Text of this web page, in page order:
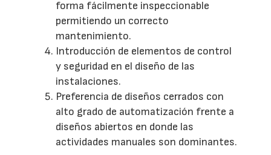
forma fácilmente inspeccionable
permitiendo un correcto
mantenimiento.
Introducción de elementos de control
y seguridad en el diseño de las
instalaciones.
Preferencia de diseños cerrados con
alto grado de automatización frente a
diseños abiertos en donde las
actividades manuales son dominantes.